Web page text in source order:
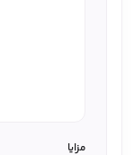
مزایا